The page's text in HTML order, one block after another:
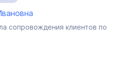
сопровождения клиентов по